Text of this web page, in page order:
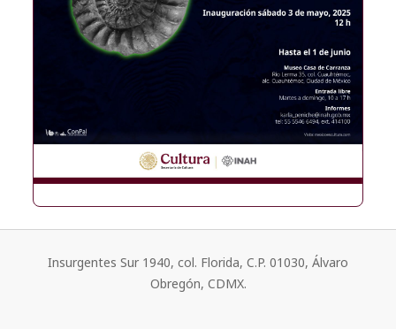
Insurgentes Sur 1940, col. Florida, C.P. 01030, Álvaro
Obregón, CDMX.